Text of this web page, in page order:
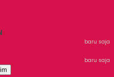
baru saja
baru saja